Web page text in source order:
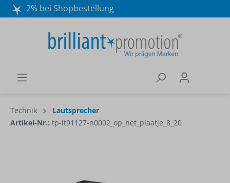
2% bei Shopbestellung
Wir beraten Sie gerne:
040 / 570 18 25 70
Technik
Lautsprecher
Artikel-Nr.: tp-lt91127-n0002_op_het_plaatje_8_20